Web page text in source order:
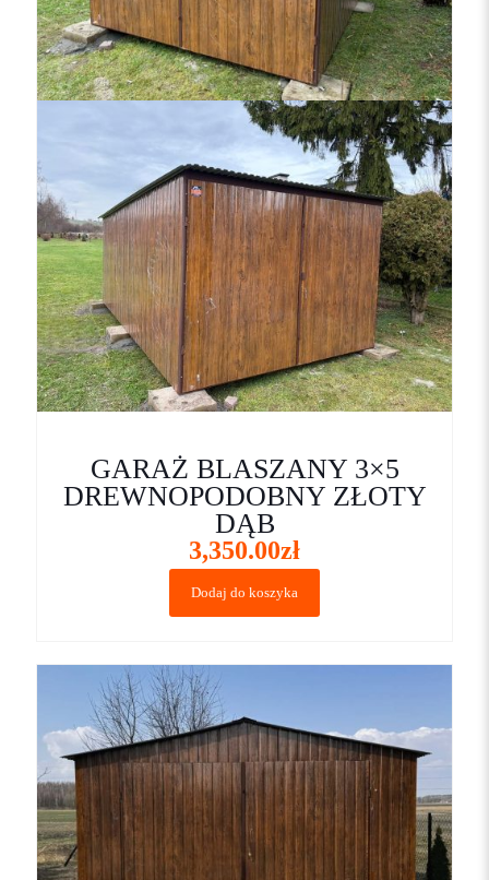
GARAŻ BLASZANY 3×5
DREWNOPODOBNY ZŁOTY
DĄB
3,350.00zł
Dodaj do koszyka